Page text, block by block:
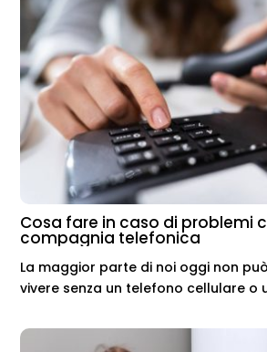
Cosa fare in caso di problemi
compagnia telefonica
La maggior parte di noi oggi non
vivere senza un telefono cellulare o